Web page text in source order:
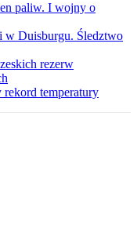
paliw. I wojny o
w Duisburgu. Śledztwo
rezerw
rekord temperatury